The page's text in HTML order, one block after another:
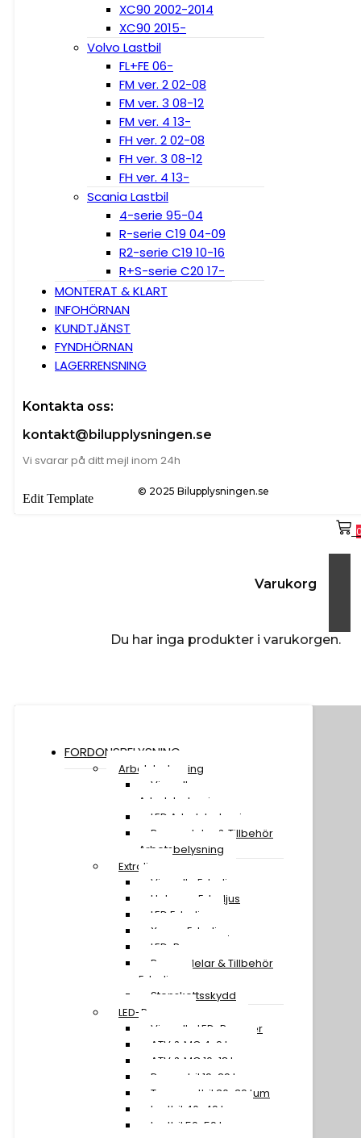
XC90 2002-2014
XC90 2015-
Volvo Lastbil
FL+FE 06-
FM ver. 2 02-08
FM ver. 3 08-12
FM ver. 4 13-
FH ver. 2 02-08
FH ver. 3 08-12
FH ver. 4 13-
Scania Lastbil
4-serie 95-04
R-serie C19 04-09
R2-serie C19 10-16
R+S-serie C20 17-
MONTERAT & KLART
INFOHÖRNAN
KUNDTJÄNST
FYNDHÖRNAN
LAGERRENSNING
Kontakta oss:
kontakt@bilupplysningen.se
Vi svarar på ditt mejl inom 24h
© 2025 Bilupplysningen.se
Edit Template
Varukorg
Du har inga produkter i varukorgen.
FORDONSBELYSNING
Arbetsbelysning
Visa all
Arbetsbelysning
LED Arbetsbelysning
Reservdelar & Tillbehör
Arbetsbelysning
Extraljus
Visa alla Extraljus
Halogen Extraljus
LED Extraljus
Xenon Extraljus
LED-Ramper
Reservdelar & Tillbehör
Extraljus
Stenskottsskydd
LED-Ramper
Visa alla LED-Ramper
ATV & MC 4-9 tum
ATV & MC 10-18 tum
Personbil 19-29 tum
Transportbil 30-39 tum
Lastbil 40-49 tum
Lastbil 50-59 tum